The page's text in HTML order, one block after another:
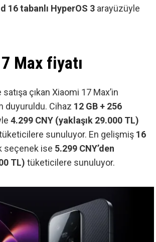
16 tabanlı HyperOS 3 arayüzüyle
Max fiyatı
satışa çıkan Xiaomi 17 Max’in
duyuruldu. Cihaz 12 GB + 256
4.299 CNY (yaklaşık 29.000 TL)
sunuluyor. En gelişmiş 16
seçenek ise 5.299 CNY’den
TL) tüketicilere sunuluyor.